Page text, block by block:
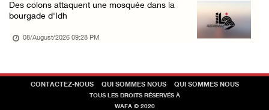
Des colons attaquent une mosquée dans la
bourgade d'Idh
08/August/2026 09:28 PM
CONTACTEZ-NOUS QUI SOMMES NOUS QUI SOMMES NOUS
TOUS LES DROITS RÉSERVÉS À
WAFA © 2020